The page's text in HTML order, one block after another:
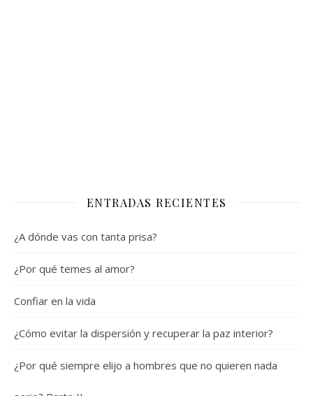
ENTRADAS RECIENTES
¿A dónde vas con tanta prisa?
¿Por qué temes al amor?
Confiar en la vida
¿Cómo evitar la dispersión y recuperar la paz interior?
¿Por qué siempre elijo a hombres que no quieren nada